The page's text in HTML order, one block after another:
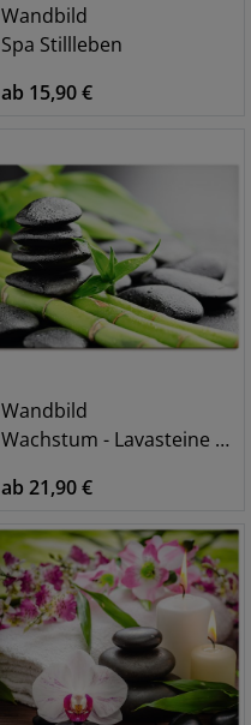
Wandbild
Spa Stillleben
ab 15,90 €
Wandbild
Wachstum - Lavasteine Bambus
ab 21,90 €